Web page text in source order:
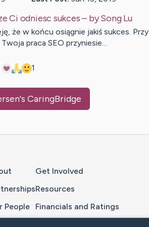
Ci odniesc sukces– bySong Lu
że w końcu osiągnie jakiś sukces. Przy
praca SEO przyniesie…
1
's CaringBridge
People
Get Involved
Resources
Financials and Ratings